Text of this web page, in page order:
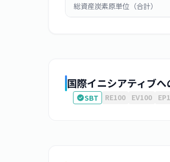
総資産炭素原単位（合計）
国際イニシアティブへ
SBT RE100 EV100